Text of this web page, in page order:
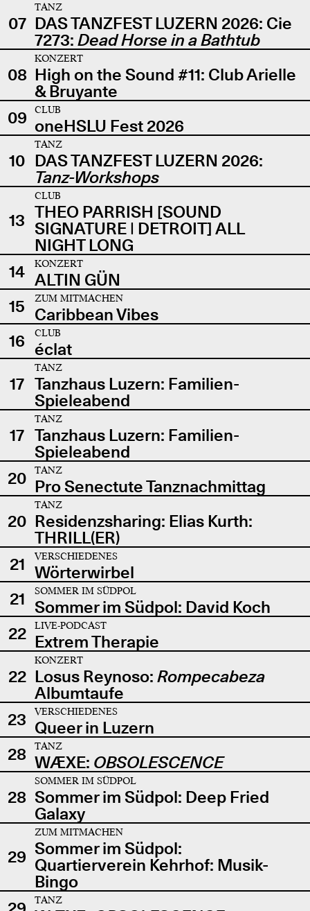
07
TANZ
DAS TANZFEST LUZERN 2026: Cie
7273: Dead Horse in a Bathtub
08
KONZERT
High on the Sound #11: Club Arielle
& Bruyante
09
CLUB
oneHSLU Fest 2026
10
TANZ
DAS TANZFEST LUZERN 2026:
Tanz-Workshops
13
CLUB
THEO PARRISH [SOUND
SIGNATURE | DETROIT] ALL
NIGHT LONG
14
KONZERT
ALTIN GÜN
15
ZUM MITMACHEN
Caribbean Vibes
16
CLUB
éclat
17
TANZ
Tanzhaus Luzern: Familien-
Spieleabend
17
TANZ
Tanzhaus Luzern: Familien-
Spieleabend
20
TANZ
Pro Senectute Tanznachmittag
20
TANZ
Residenzsharing: Elias Kurth:
THRILL(ER)
21
VERSCHIEDENES
Wörterwirbel
21
SOMMER IM SÜDPOL
Sommer im Südpol: David Koch
22
LIVE-PODCAST
Extrem Therapie
22
KONZERT
Losus Reynoso: Rompecabeza
Albumtaufe
23
VERSCHIEDENES
Queer in Luzern
28
TANZ
WÆXE: OBSOLESCENCE
28
SOMMER IM SÜDPOL
Sommer im Südpol: Deep Fried
Galaxy
29
ZUM MITMACHEN
Sommer im Südpol:
Quartierverein Kehrhof: Musik-
Bingo
TANZ